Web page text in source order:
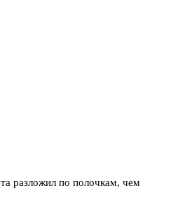
разложил по полочкам, чем